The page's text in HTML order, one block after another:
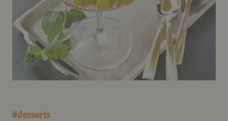
#desserts